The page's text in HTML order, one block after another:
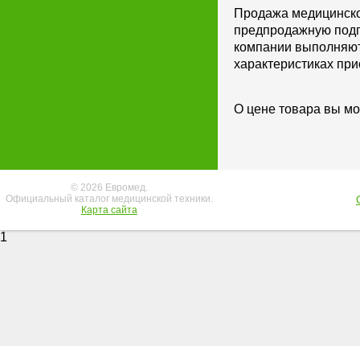
Продажа
предпродажную
компании
характеристиках
О цене товара вы
© 2026 Евромед.
Официальный каталог медицинской техники.
Карта сайта
1